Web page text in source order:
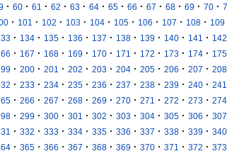
· 60 · 61 · 62 · 63 · 64 · 65 · 66 · 67 · 68 · 69 · 70 ·
· 101 · 102 · 103 · 104 · 105 · 106 · 107 · 108 · 109
· 134 · 135 · 136 · 137 · 138 · 139 · 140 · 141 · 142
· 167 · 168 · 169 · 170 · 171 · 172 · 173 · 174 · 175
· 200 · 201 · 202 · 203 · 204 · 205 · 206 · 207 · 208
· 233 · 234 · 235 · 236 · 237 · 238 · 239 · 240 · 241
· 266 · 267 · 268 · 269 · 270 · 271 · 272 · 273 · 274
· 299 · 300 · 301 · 302 · 303 · 304 · 305 · 306 · 307
· 332 · 333 · 334 · 335 · 336 · 337 · 338 · 339 · 340
· 365 · 366 · 367 · 368 · 369 · 370 · 371 · 372 · 373